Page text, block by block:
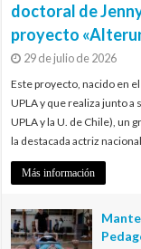
doctoral de
proyecto
29 de julio de 2026
Este proyecto, nacido en
UPLA y que realiza junto a
UPLA y la U. de Chile), un
la destacada actriz
Más información